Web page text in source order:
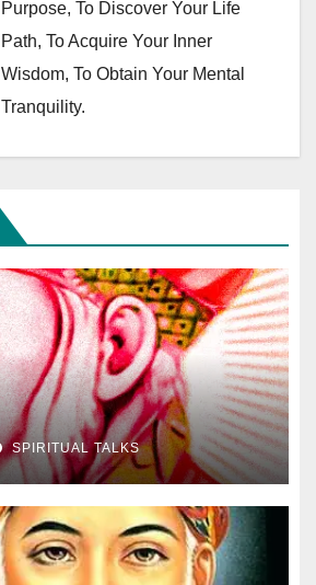
Purpose, To Discover Your Life
Path, To Acquire Your Inner
Wisdom, To Obtain Your Mental
Tranquility.
SPIRITUAL TALKS